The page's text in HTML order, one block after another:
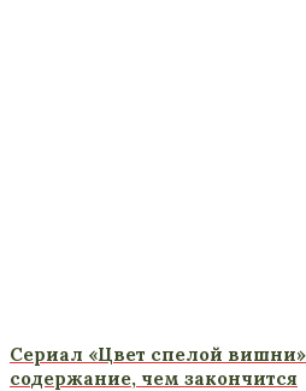
Сериал «Цвет спелой вишни»
содержание, чем закончится